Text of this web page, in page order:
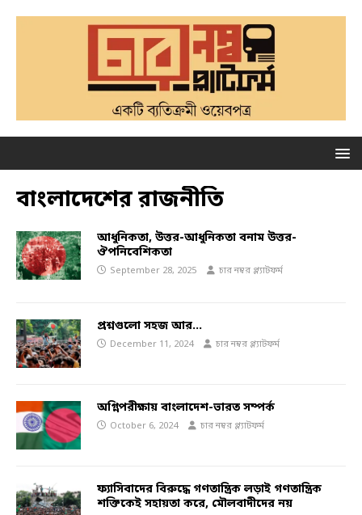
বাংলাদেশের রাজনীতি
আধুনিকতা, উত্তর-আধুনিকতা বনাম উত্তর-
ঔপনিবেশিকতা
September 28, 2025 চার নম্বর প্ল্যাটফর্ম
প্রশ্নগুলো সহজ আর…
December 11, 2024 চার নম্বর প্ল্যাটফর্ম
অগ্নিপরীক্ষায় বাংলাদেশ-ভারত সম্পর্ক
October 6, 2024 চার নম্বর প্ল্যাটফর্ম
ফ্যাসিবাদের বিরুদ্ধে গণতান্ত্রিক লড়াই গণতান্ত্রিক
শক্তিকেই সহায়তা করে, মৌলবাদীদের নয়